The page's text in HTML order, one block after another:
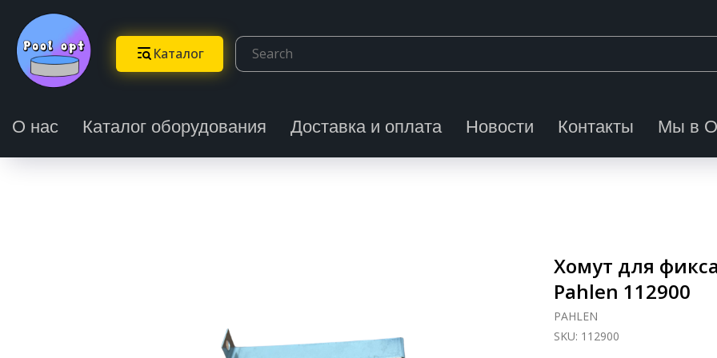
Каталог
О нас Каталог оборудования Доставка и оплата Новости Контакты Мы в
Хомут для
Pahlen 112900
PAHLEN
SKU: 112900